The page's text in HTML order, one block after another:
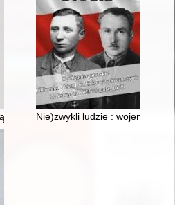
świecie" : wizja perspektyw
Nie)zwykli ludzie : wojenne